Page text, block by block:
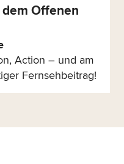
Offenen
Action – und am
Fernsehbeitrag!